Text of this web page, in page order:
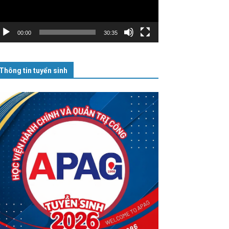
00:00 30:35
Thông tin tuyển sinh